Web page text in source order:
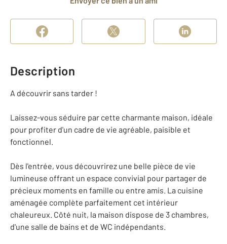
Description
A découvrir sans tarder !
Laissez-vous séduire par cette charmante maison, idéale
pour profiter d'un cadre de vie agréable, paisible et
fonctionnel.
Dès l'entrée, vous découvrirez une belle pièce de vie
lumineuse offrant un espace convivial pour partager de
précieux moments en famille ou entre amis. La cuisine
aménagée complète parfaitement cet intérieur
chaleureux. Côté nuit, la maison dispose de 3 chambres,
d'une salle de bains et de WC indépendants.